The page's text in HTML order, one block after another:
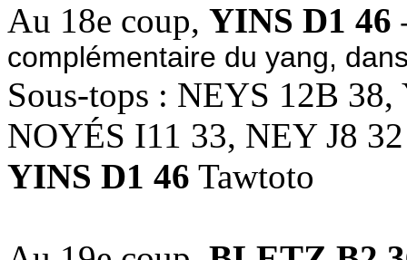
Au 18e coup, YINS D1 46
complémentaire du yang,
Sous-tops : NEYS 12B
NOYÉS I11 33, NEY J8 32
YINS D1 46 Tawtoto